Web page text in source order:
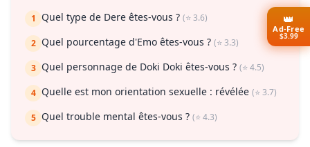
1 Quel type de Dere êtes-vous ? (⭐ 3.6)
2 Quel pourcentage d'Emo êtes-vous ? (⭐ 3.3)
3 Quel personnage de Doki Doki êtes-vous ? (⭐ 4.5)
4 Quelle est mon orientation sexuelle : révélée (⭐ 3.7)
5 Quel trouble mental êtes-vous ? (⭐ 4.3)
👑
Ad-Free
$3.99